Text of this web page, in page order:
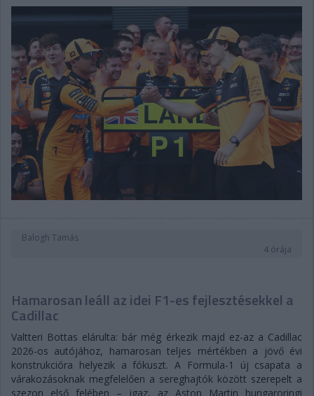
Balogh Tamás
4 órája
Hamarosan leáll az idei F1-es fejlesztésekkel a
Cadillac
Valtteri Bottas elárulta: bár még érkezik majd ez-az a Cadillac
2026-os autójához, hamarosan teljes mértékben a jövő évi
konstrukcióra helyezik a fókuszt. A Formula-1 új csapata a
várakozásoknak megfelelően a sereghajtók között szerepelt a
szezon első felében – igaz, az Aston Martin hungaroringi